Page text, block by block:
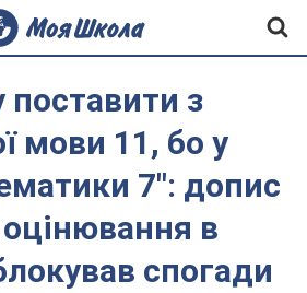
з
мови 11, бо у
7": допис
в
спогади